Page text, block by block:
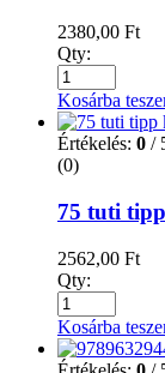
2380,00 Ft
Qty:
Kosárba
Értékelés: 0 /
(0)
75 tuti
2562,00 Ft
Qty:
Kosárba